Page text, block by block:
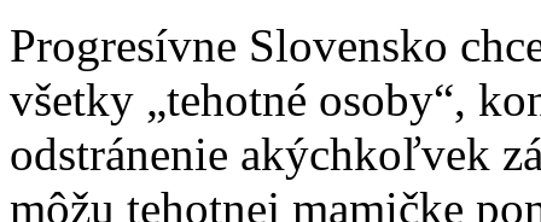
Progresívne Slovensko
všetky „tehotné osoby“,
odstránenie akýchkoľvek
môžu tehotnej mamičke